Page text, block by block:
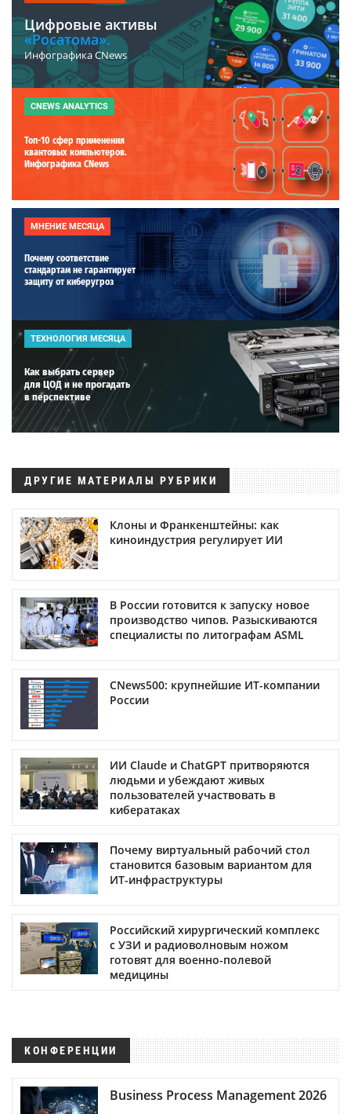
Цифровые активы
«Росатома».
Инфографика CNews
CNEWS ANALYTICS
Топ-10 сфер применения
квантовых компьютеров.
Инфографика CNews
МНЕНИЕ МЕСЯЦА
Почему соответствие
стандартам не гарантирует
защиту от киберугроз
ТЕХНОЛОГИЯ МЕСЯЦА
Как выбрать сервер
для ЦОД и не прогадать
в перспективе
ДРУГИЕ МАТЕРИАЛЫ РУБРИКИ
Клоны и Франкенштейны: как
киноиндустрия регулирует ИИ
В России готовится к запуску новое
производство чипов. Разыскиваются
специалисты по литографам ASML
CNews500: крупнейшие ИТ-компании
России
ИИ Claude и ChatGPT притворяются
людьми и убеждают живых
пользователей участвовать в
кибератаках
Почему виртуальный рабочий стол
становится базовым вариантом для
ИТ-инфраструктуры
Российский хирургический комплекс
с УЗИ и радиоволновым ножом
готовят для военно-полевой
медицины
КОНФЕРЕНЦИИ
Business Process Management 2026